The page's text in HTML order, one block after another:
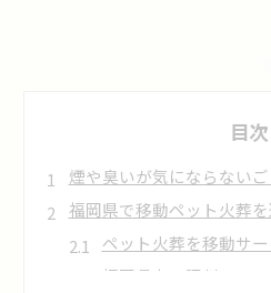
目次
煙や臭いが気にならない
福岡県で移動ペット火葬
ペット火葬を移動サ
福岡県内で評判のペ